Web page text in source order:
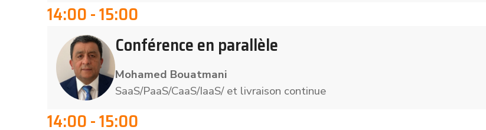
14:00 - 15:00
Conférence en parallèle
Mohamed Bouatmani
SaaS/PaaS/CaaS/IaaS/ et livraison continue
14:00 - 15:00